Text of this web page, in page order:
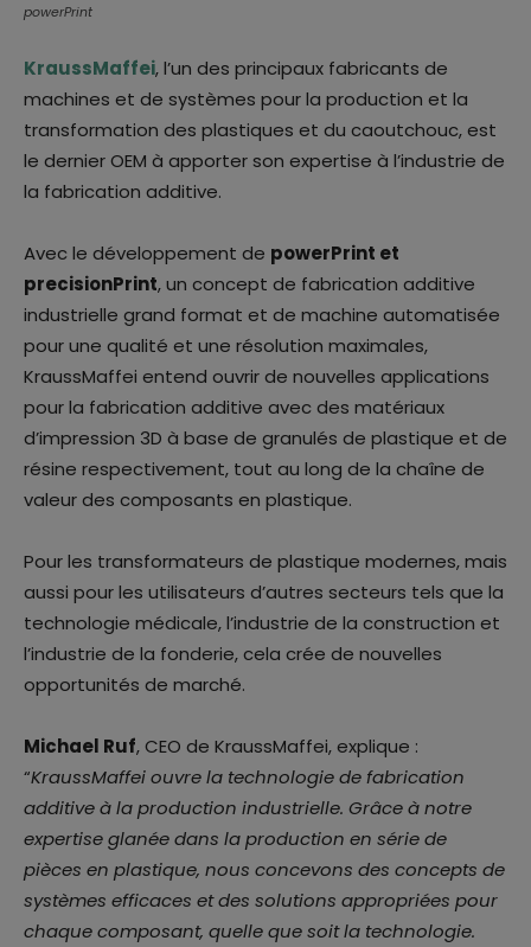
powerPrint
KraussMaffei, l’un des principaux fabricants de
machines et de systèmes pour la production et la
transformation des plastiques et du caoutchouc, est
le dernier OEM à apporter son expertise à l’industrie de
la fabrication additive.
Avec le développement de powerPrint et
precisionPrint, un concept de fabrication additive
industrielle grand format et de machine automatisée
pour une qualité et une résolution maximales,
KraussMaffei entend ouvrir de nouvelles applications
pour la fabrication additive avec des matériaux
d’impression 3D à base de granulés de plastique et de
résine respectivement, tout au long de la chaîne de
valeur des composants en plastique.
Pour les transformateurs de plastique modernes, mais
aussi pour les utilisateurs d’autres secteurs tels que la
technologie médicale, l’industrie de la construction et
l’industrie de la fonderie, cela crée de nouvelles
opportunités de marché.
Michael Ruf, CEO de KraussMaffei, explique :
“KraussMaffei ouvre la technologie de fabrication
additive à la production industrielle. Grâce à notre
expertise glanée dans la production en série de
pièces en plastique, nous concevons des concepts de
systèmes efficaces et des solutions appropriées pour
chaque composant, quelle que soit la technologie.